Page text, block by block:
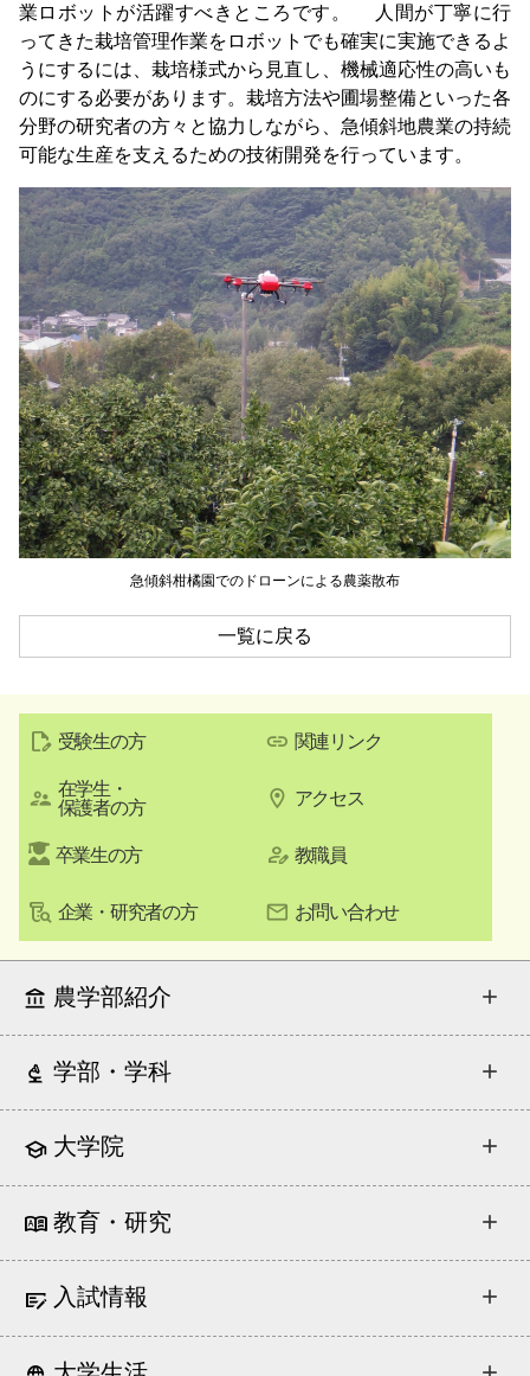
業ロボットが活躍すべきところです。 人間が丁寧に行
ってきた栽培管理作業をロボットでも確実に実施できるよ
うにするには、栽培様式から見直し、機械適応性の高いも
のにする必要があります。栽培方法や圃場整備といった各
分野の研究者の方々と協力しながら、急傾斜地農業の持続
可能な生産を支えるための技術開発を行っています。
急傾斜柑橘園でのドローンによる農薬散布
一覧に戻る
受験生の方
在学生・
保護者の方
卒業生の方
企業・研究者の方
関連リンク
アクセス
教職員
お問い合わせ
農学部紹介
学部・学科
大学院
教育・研究
入試情報